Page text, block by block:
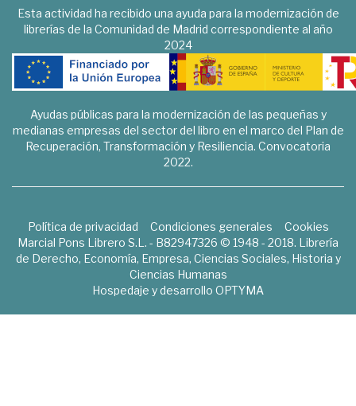
Esta actividad ha recibido una ayuda para la modernización de
librerías de la Comunidad de Madrid correspondiente al año
2024
Ayudas públicas para la modernización de las pequeñas y
medianas empresas del sector del libro en el marco del Plan de
Recuperación, Transformación y Resiliencia. Convocatoria
2022.
Política de privacidad Condiciones generales
Cookies
Marcial Pons Librero S.L. - B82947326 © 1948 - 2018. Librería
de Derecho, Economía, Empresa, Ciencias Sociales, Historia y
Ciencias Humanas
Hospedaje y desarrollo OPTYMA